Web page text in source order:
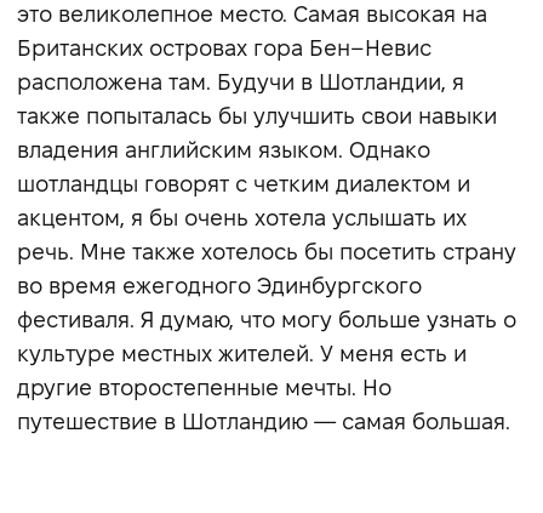
это великолепное место. Самая высокая на
Британских островах гора Бен–Невис
расположена там. Будучи в Шотландии, я
также попыталась бы улучшить свои навыки
владения английским языком. Однако
шотландцы говорят с четким диалектом и
акцентом, я бы очень хотела услышать их
речь. Мне также хотелось бы посетить страну
во время ежегодного Эдинбургского
фестиваля. Я думаю, что могу больше узнать о
культуре местных жителей. У меня есть и
другие второстепенные мечты. Но
путешествие в Шотландию — самая большая.